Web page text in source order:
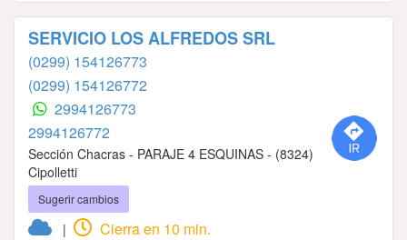
SERVICIO LOS ALFREDOS SRL
(0299) 154126773
(0299) 154126772
2994126773
2994126772
Sección Chacras - PARAJE 4 ESQUINAS - (8324)
Cipolletti
Sugerir cambios
| Cierra en 10 min.